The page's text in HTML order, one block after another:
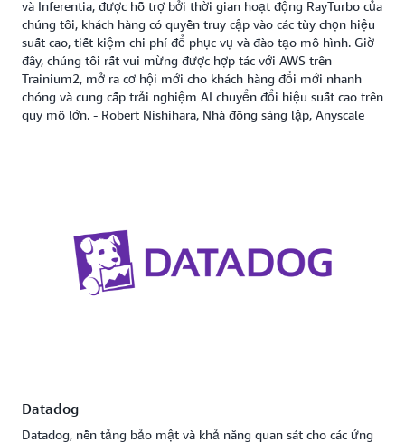
và Inferentia, được hỗ trợ bởi thời gian hoạt động RayTurbo của
chúng tôi, khách hàng có quyền truy cập vào các tùy chọn hiệu
suất cao, tiết kiệm chi phí để phục vụ và đào tạo mô hình. Giờ
đây, chúng tôi rất vui mừng được hợp tác với AWS trên
Trainium2, mở ra cơ hội mới cho khách hàng đổi mới nhanh
chóng và cung cấp trải nghiệm AI chuyển đổi hiệu suất cao trên
quy mô lớn. - Robert Nishihara, Nhà đồng sáng lập, Anyscale
Datadog
Datadog, nền tảng bảo mật và khả năng quan sát cho các ứng